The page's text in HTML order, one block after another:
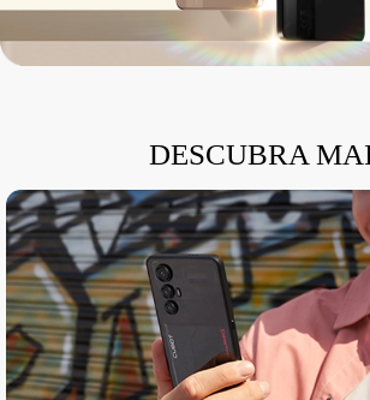
DESCUBRA